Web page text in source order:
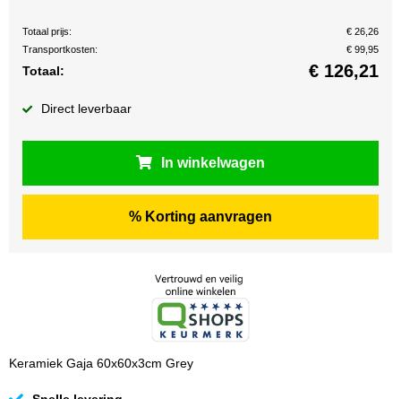
Totaal prijs:
€ 26,26
Transportkosten:
€ 99,95
Totaal: € 126,21
Direct leverbaar
In winkelwagen
% Korting aanvragen
Keramiek Gaja 60x60x3cm Grey